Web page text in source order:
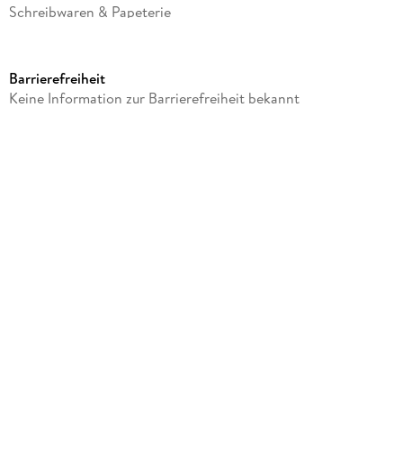
Schreibwaren & Papeterie
Artikelnr. Hersteller
Barrierefreiheit
Keine Information zur Barrierefreiheit bekannt